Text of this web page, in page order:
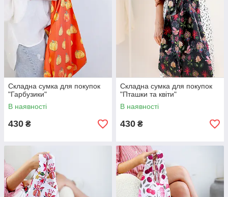
Складна сумка для покупок
"Гарбузики"
В наявності
430 ₴
Складна сумка для покупок
"Пташки та квіти"
В наявності
430 ₴